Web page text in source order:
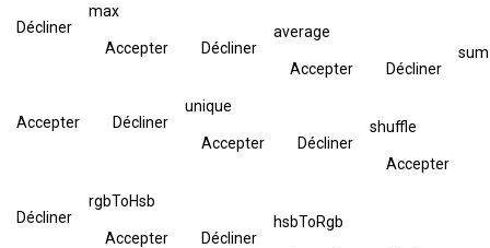
Décliner
max
Accepter Décliner
average
Accepter Décliner
sum
Accepter Décliner
unique
Accepter Décliner
shuffle
Accepter
Décliner
rgbToHsb
Accepter Décliner
hsbToRgb